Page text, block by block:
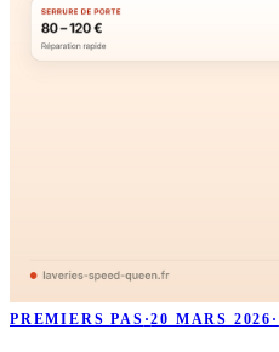
PREMIERS PAS ·20 MARS 2026 ·